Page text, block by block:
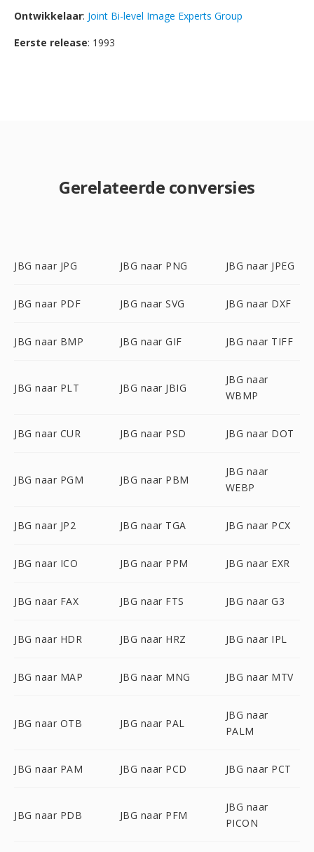
Ontwikkelaar: Joint Bi-level Image Experts Group
Eerste release: 1993
Gerelateerde conversies
JBG naar JPG JBG naar PNG JBG naar JPEG
JBG naar PDF JBG naar SVG JBG naar DXF
JBG naar BMP JBG naar GIF JBG naar TIFF
JBG naar PLT JBG naar JBIG
JBG naar
WBMP
JBG naar CUR JBG naar PSD JBG naar DOT
JBG naar PGM JBG naar PBM
JBG naar
WEBP
JBG naar JP2 JBG naar TGA JBG naar PCX
JBG naar ICO JBG naar PPM JBG naar EXR
JBG naar FAX JBG naar FTS JBG naar G3
JBG naar HDR JBG naar HRZ JBG naar IPL
JBG naar MAP JBG naar MNG JBG naar MTV
JBG naar OTB JBG naar PAL
JBG naar
PALM
JBG naar PAM JBG naar PCD JBG naar PCT
JBG naar PDB JBG naar PFM
JBG naar
PICON